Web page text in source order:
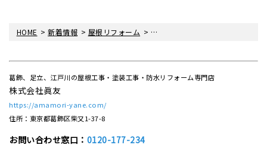
HOME >新着情報 > 屋根リフォーム > 〈雨漏り・眞友〉江戸川区南小岩
葛飾、足立、江戸川の屋根工事・塗装工事・防水リフォーム専門店
株式会社眞友
https://amamori-yane.com/
住所：東京都葛飾区柴又1-37-8
お問い合わせ窓口： 0120-177-234